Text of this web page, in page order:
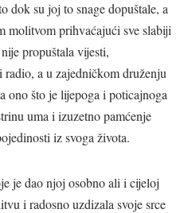
dok su joj to snage dopuštale, a
molitvom prihvaćajući sve slabiji
propuštala vijesti,
a u zajedničkom druženju
ono što je lijepoga i poticajnoga
uma i izuzetno pamćenje
iz svoga života.
je dao njoj osobno ali i cijeloj
i radosno uzdizala svoje srce